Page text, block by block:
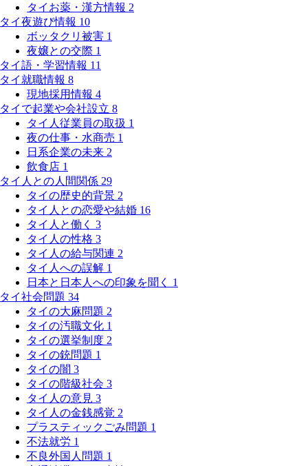
タイお薬・漢方情報 2
タイ夜遊び情報 10
ボッタクリ被害 1
夜嬢との交際 1
タイ語・学習情報 11
タイ就職情報 8
現地採用情報 4
タイで起業や会社設立 8
タイ人従業員の取扱 1
夜の仕事・水商売 1
日系企業の未来 2
飲食店 1
タイ人との人間関係 29
タイの歴史的背景 2
タイ人との恋愛や結婚 16
タイ人と働く 3
タイ人の性格 3
タイ人の給与関連 2
タイ人への誤解 1
日本と日本人への印象を聞く 1
タイ社会問題 34
タイの大麻問題 2
タイの汚職文化 1
タイの選挙制度 2
タイの銃問題 1
タイの闇 3
タイの階級社会 3
タイ人の意見 3
タイ人の金銭感覚 2
プラスティックごみ問題 1
不法就労 1
不良外国人問題 1